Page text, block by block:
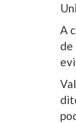
A
de